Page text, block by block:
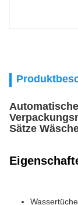
Sätze